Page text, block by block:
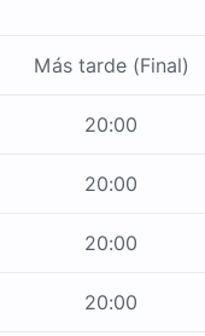
Más tarde (Final)
20:00
20:00
20:00
20:00